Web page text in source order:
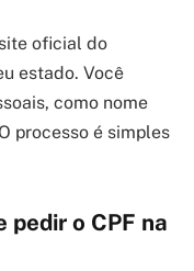
oficial do
estado. Você
como nome
processo é simples
pedir o CPF na